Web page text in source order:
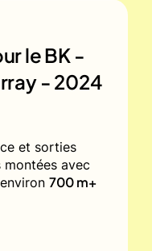
leBK -
- 2024
et sorties
montées avec
700 m+